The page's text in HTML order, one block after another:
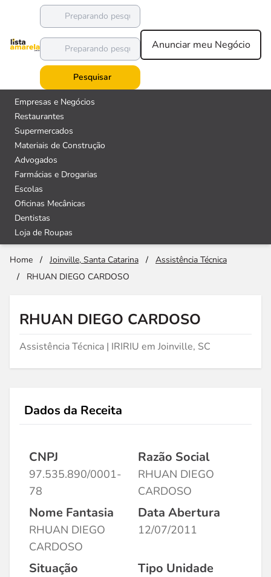
Pesquisar
Anunciar meu Negócio
Empresas e Negócios
Restaurantes
Supermercados
Materiais de Construção
Advogados
Farmácias e Drogarias
Escolas
Oficinas Mecânicas
Dentistas
Loja de Roupas
Home / Joinville, Santa Catarina /
Assistência Técnica
/
RHUAN DIEGO CARDOSO
RHUAN DIEGO CARDOSO
Assistência Técnica | IRIRIU em Joinville, SC
Dados da Receita
CNPJ
97.535.890/0001-
78
Razão Social
RHUAN DIEGO
CARDOSO
Nome Fantasia
RHUAN DIEGO
CARDOSO
Data Abertura
12/07/2011
Situação Tipo Unidade